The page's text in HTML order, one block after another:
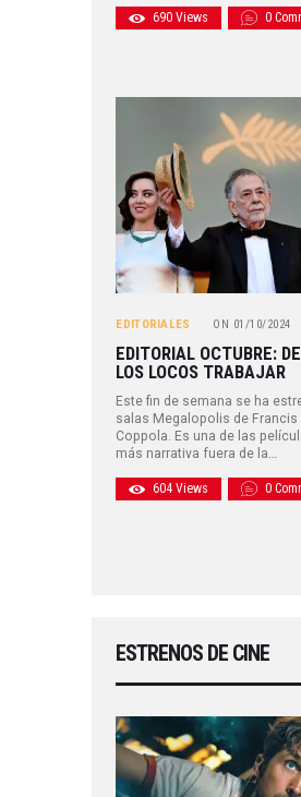
690 Views 0
EDITORIALES ON 01/10/2024
EDITORIAL OCTUBRE:
LOS LOCOS TRABAJAR
Este fin de semana se ha
salas Megalopolis de Francis
Coppola. Es una de las
más narrativa fuera de la…
604 Views 0
ESTRENOS DE CINE